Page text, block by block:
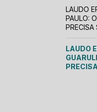
LAUDO ERGONÔMICO SÃO
PAULO:
PRECISA
LAUDO ERGONÔMICO